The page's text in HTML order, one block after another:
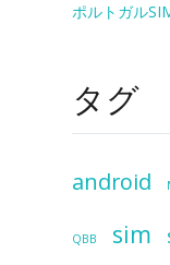
ポルトガル
タグ
android
QBB sim